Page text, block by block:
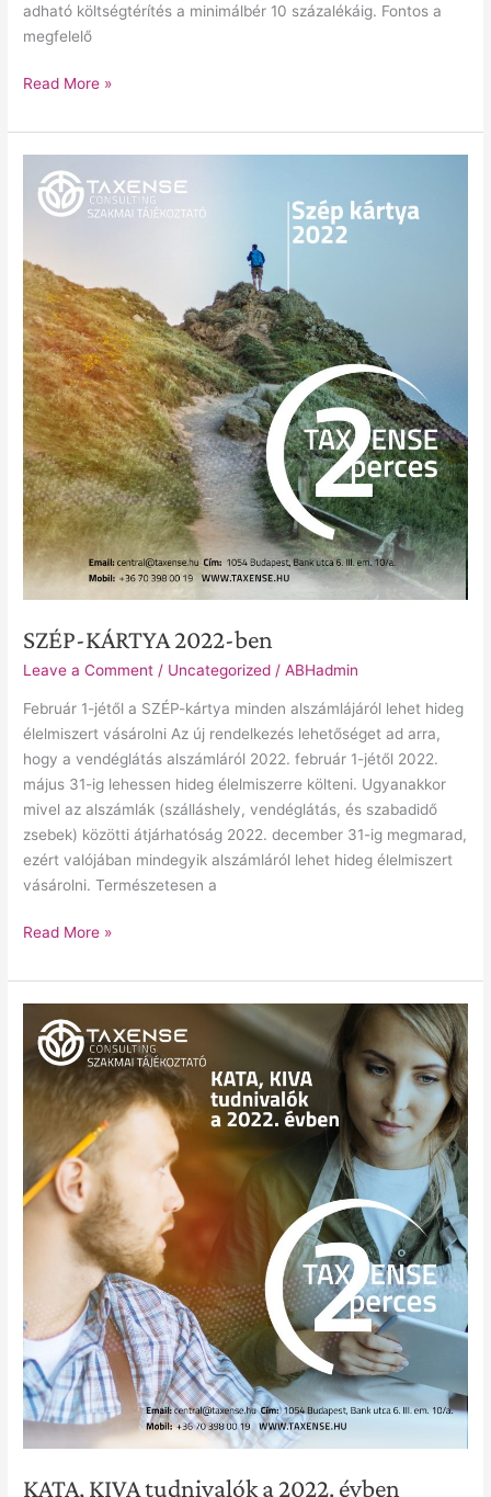
adható költségtérítés a minimálbér 10 százalékáig. Fontos a
megfelelő
Read More »
SZÉP-KÁRTYA 2022-ben
Leave a Comment / Uncategorized /ABHadmin
Február 1-jétől a SZÉP-kártya minden alszámlájáról lehet hideg
élelmiszert vásárolni Az új rendelkezés lehetőséget ad arra,
hogy a vendéglátás alszámláról 2022. február 1-jétől 2022.
május 31-ig lehessen hideg élelmiszerre költeni. Ugyanakkor
mivel az alszámlák (szálláshely, vendéglátás, és szabadidő
zsebek) közötti átjárhatóság 2022. december 31-ig megmarad,
ezért valójában mindegyik alszámláról lehet hideg élelmiszert
vásárolni. Természetesen a
KÁRTYA
2022-
Read More »
KATA, KIVA tudnivalók a 2022. évben
KATA,
KIVA
tudnivalók
évben